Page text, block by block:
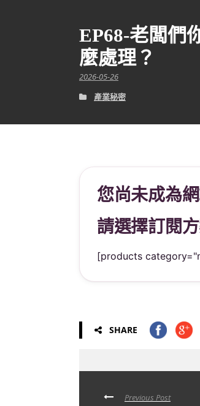
EP68-老闆們
麼處理？
2026-05-26
產業秘密
您尚未成為
請選擇訂閱
[products
SHARE
Previous Post